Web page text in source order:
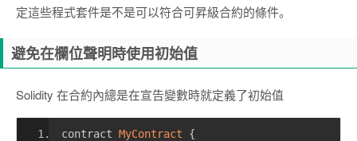
定這些程式套件是不是可以符合可昇級合約的條件。
避免在欄位聲明時使用初始值
Solidity 在合約內總是在宣告變數時就定義了初始值
contract MyContract
{